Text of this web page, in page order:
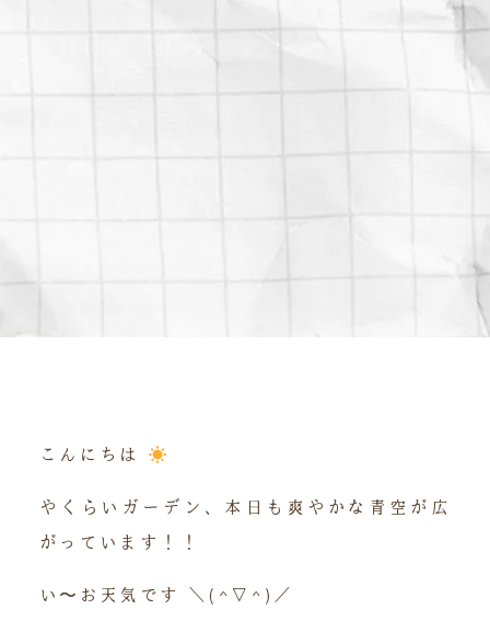
こんにちは
やくらいガーデン、本日も爽やかな青空が広
がっています！！
い〜お天気です ＼(^▽^)／